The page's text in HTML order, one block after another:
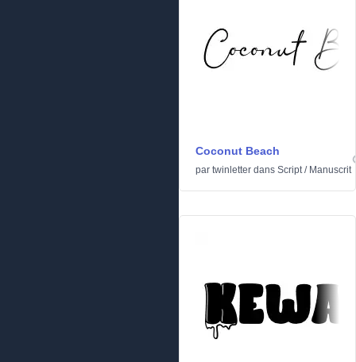
Coconut Beach
par twinletter dans Script/ Manuscrit